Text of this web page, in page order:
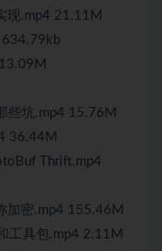
现.mp4 21.11M
634.79kb
些坑.mp4 15.76M
36.44M
Thrift.mp4
加密.mp4 155.46M
工具包.mp4 2.11M